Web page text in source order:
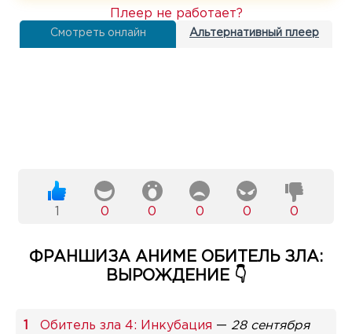
Смотреть онлайн Альтернативный плеер
Плеер не работает?
0 0 0 0 0
ФРАНШИЗА АНИМЕ ОБИТЕЛЬ ЗЛА:
ВЫРОЖДЕНИЕ 👇
Обитель зла 4: Инкубация — 28 сентября